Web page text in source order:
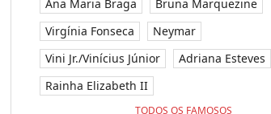
Ana Maria Braga
Bruna Marquezine
Virgínia Fonseca
Neymar
Vini Jr./Vinícius Júnior
Adriana Esteves
Rainha Elizabeth II
TODOS OS FAMOSOS